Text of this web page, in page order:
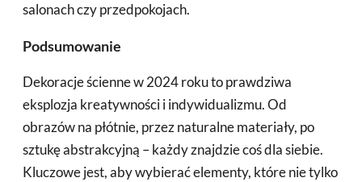
salonach czy przedpokojach.
Podsumowanie
Dekoracje ścienne w 2024 roku to prawdziwa
eksplozja kreatywności i indywidualizmu. Od
obrazów na płótnie, przez naturalne materiały, po
sztukę abstrakcyjną – każdy znajdzie coś dla siebie.
Kluczowe jest, aby wybierać elementy, które nie tylko